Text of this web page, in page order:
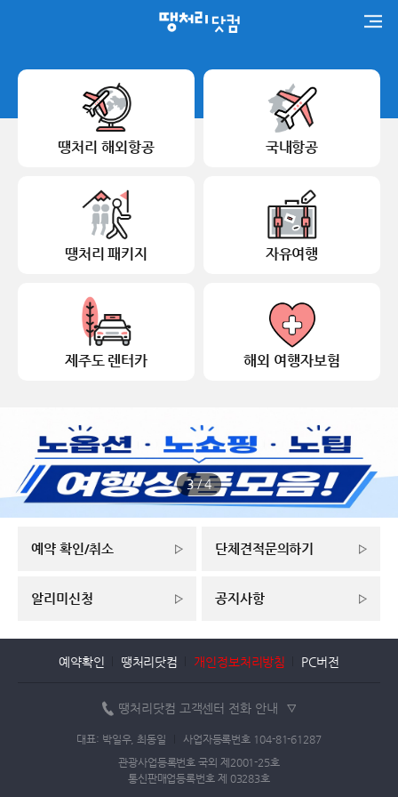
땡처리 해외항공 국내항공
땡처리 패키지 자유여행
제주도 렌터카 해외 여행자보험
3/4
예약 확인/취소 단체견적문의하기
알리미신청 공지사항
예약확인 땡처리닷컴 개인정보처리방침 PC버전
땡처리닷컴 고객센터 전화 안내
대표: 박일우, 최동일
사업자등록번호 104-81-61287
관광사업등록번호 국외 제2001-25호
통신판매업등록번호 제 03283호